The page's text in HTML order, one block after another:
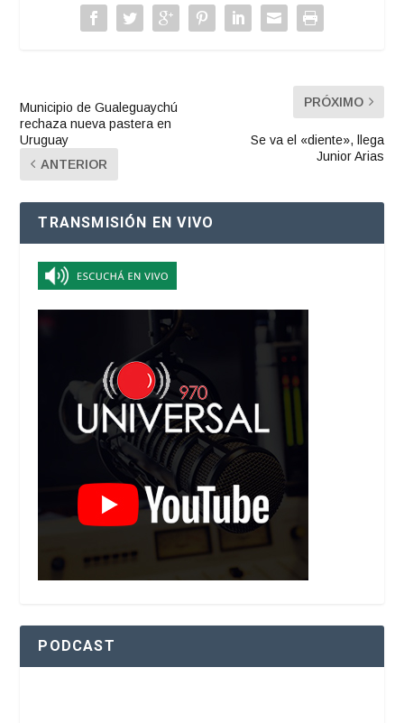
Municipio de Gualeguaychú
rechaza nueva pastera en
Uruguay
ANTERIOR
PRÓXIMO
Se va el «diente», llega
Junior Arias
TRANSMISIÓN EN VIVO
PODCAST